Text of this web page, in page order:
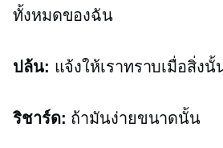
ทั้งหมดของฉัน
ปล้น: แจ้งให้เราทราบเมื่อสิ่ง
ริชาร์ด: ถ้ามันง่ายขนาดนั้น